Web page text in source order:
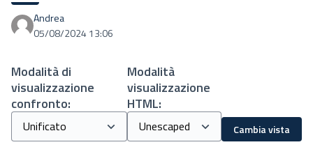
Andrea
05/08/2024 13:06
Modalità di
visualizzazione
confronto:
Modalità
visualizzazione
HTML:
Cambia vista